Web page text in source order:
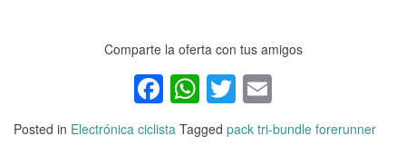
Comparte la oferta con tus amigos
Facebook
WhatsApp
Twitter
Posted in Electrónica ciclista Tagged pack tri-bundle forerunner